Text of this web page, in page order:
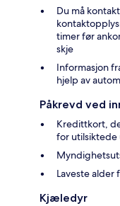
Du må
timer før
skje
Informasjon
hjelp av
Påkrevd ved
Kredittkort,
for
Laveste alder
Kjæledyr